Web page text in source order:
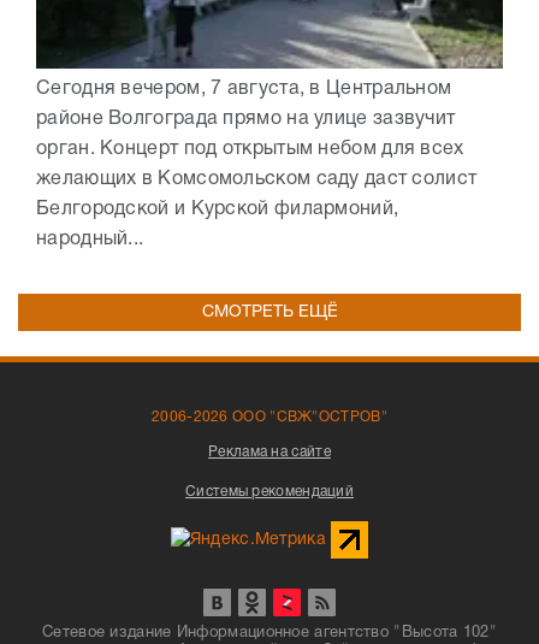
Сегодня вечером, 7 августа, в Центральном
районе Волгограда прямо на улице зазвучит
орган. Концерт под открытым небом для всех
желающих в Комсомольском саду даст солист
Белгородской и Курской филармоний,
народный...
СМОТРЕТЬ ЕЩЁ
2006-2026 ООО "СВЖ"ОСТРОВ"
Реклама на сайте
Системы рекомендаций
Сетевое издание Информационное агентство "Высота 102"